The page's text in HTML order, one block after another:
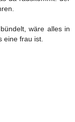
wäre alles in
eine frau ist.